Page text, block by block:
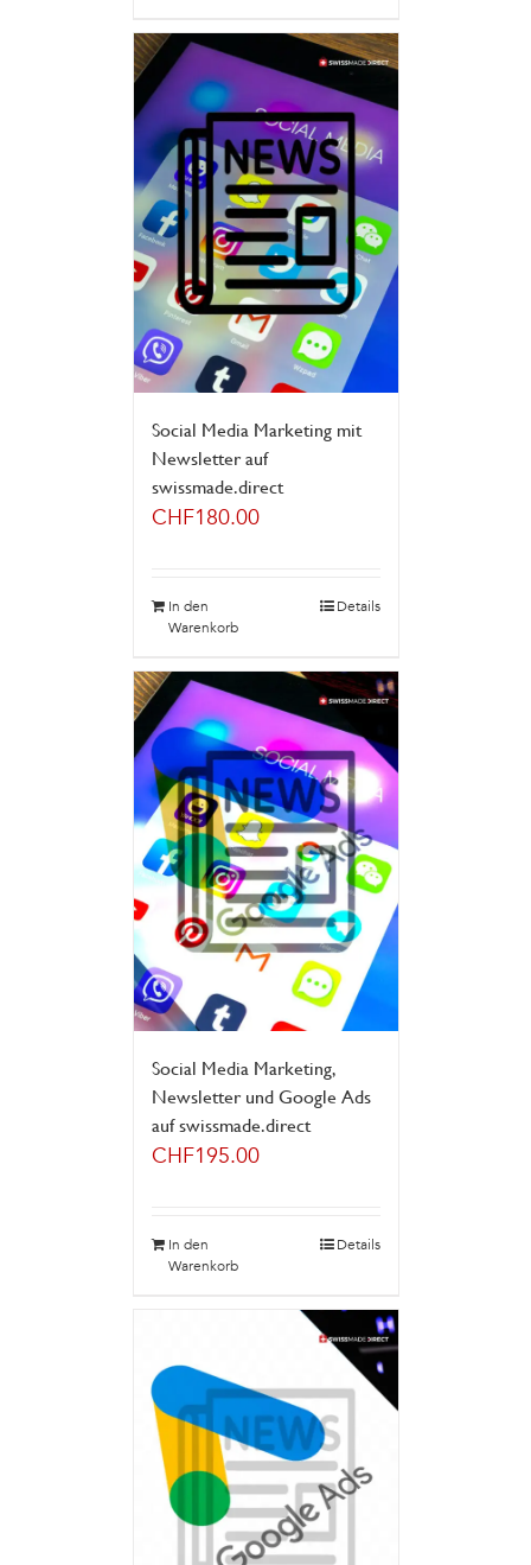
Social Media Marketing mit
Newsletter auf
swissmade.direct
CHF180.00
In den
Warenkorb
Details
Social Media Marketing,
Newsletter und Google Ads
auf swissmade.direct
CHF195.00
In den
Warenkorb
Details